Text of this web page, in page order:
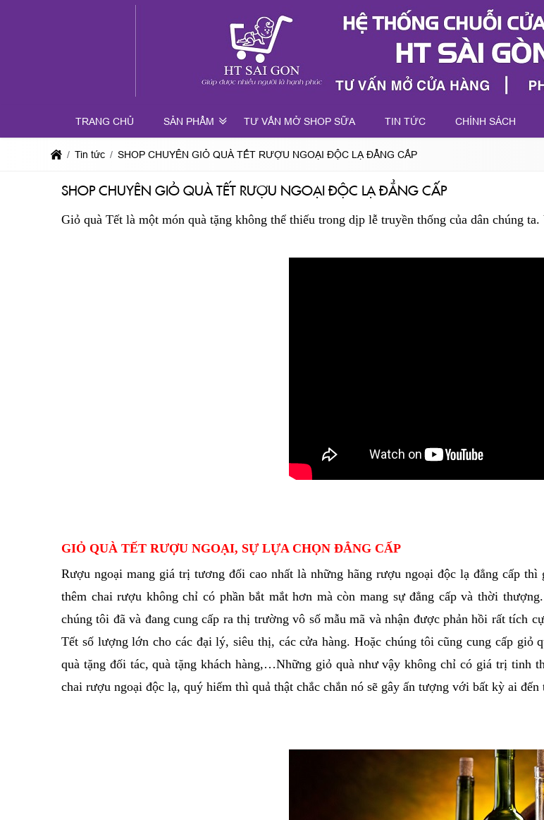
TRANG CHỦ SẢN PHẨM TƯ VẤN MỞ SHOP SỮA TIN TỨC CHÍNH SÁCH
Tin tức SHOP CHUYÊN GIỎ QUÀ TẾT RƯỢU NGOẠI ĐỘC LẠ ĐẲNG CẤP
SHOP CHUYÊN GIỎ QUÀ TẾT RƯỢU NGOẠI ĐỘC LẠ ĐẲNG CẤP
Giỏ quà Tết là một món quà tặng không thể thiếu trong dịp lễ truyền thống của dân chúng
GIỎ QUÀ TẾT RƯỢU NGOẠI, SỰ LỰA CHỌN ĐẲNG CẤP
Rượu ngoại mang giá trị tương đối cao nhất là những hãng rượu ngoại độc lạ đẳng cấp
thêm chai rượu không chỉ có phần bắt mắt hơn mà còn mang sự đẳng cấp và thời thượng.
chúng tôi đã và đang cung cấp ra thị trường vô số mẫu mã và nhận được phản hồi rất tích
Tết số lượng lớn cho các đại lý, siêu thị, các cửa hàng. Hoặc chúng tôi cũng cung cấp giỏ
quà tặng đối tác, quà tặng khách hàng,…Những giỏ quà như vậy không chỉ có giá trị tinh
chai rượu ngoại độc lạ, quý hiếm thì quả thật chắc chắn nó sẽ gây ấn tượng với bất kỳ ai